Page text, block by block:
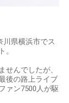
川県横浜市でス
。
せんでしたが、
後の路上ライブ
ァン7500人が駆